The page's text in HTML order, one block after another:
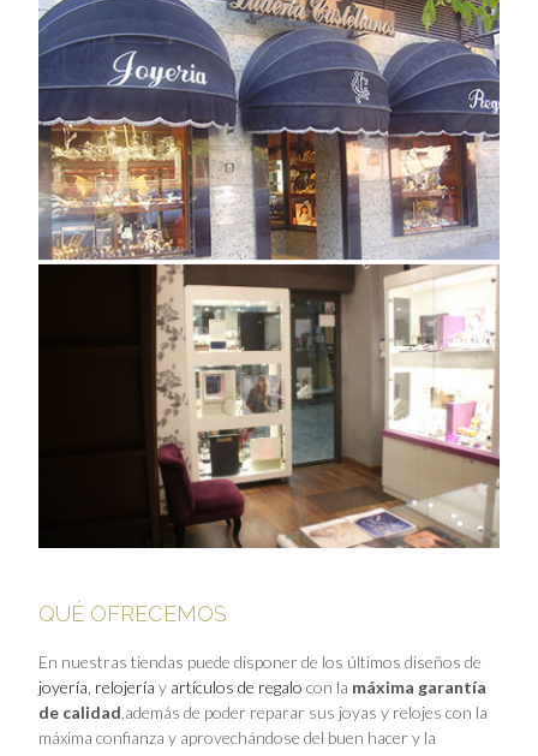
QUÉ OFRECEMOS
En nuestras tiendas puede disponer de los últimos diseños de
joyería relojería y artículos de regalo con la máxima garantía
de calidad ,además de poder reparar sus joyas y relojes con la
máxima confianza y aprovechándose del buen hacer y la